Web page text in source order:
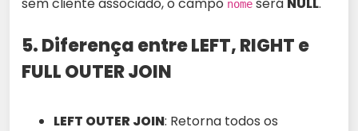
nome
5. Diferença entre LEFT, RIGHT e
FULL OUTER JOIN
LEFT OUTER JOIN: Retorna todos os